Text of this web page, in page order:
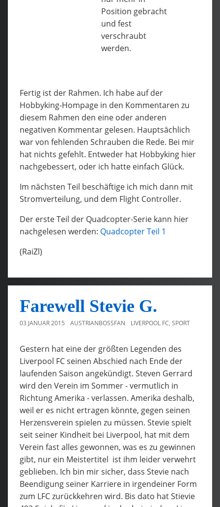
Position gebracht
und fest
verschraubt
werden.
Fertig ist der Rahmen. Ich habe auf der
Hobbyking-Hompage in den Kommentaren zu
diesem Rahmen den eine oder anderen
negativen Kommentar gelesen. Hauptsächlich
war von fehlenden Schrauben die Rede. Bei mir
hat nichts gefehlt. Entweder hat Hobbyking hier
nachgebessert, oder ich hatte einfach Glück.
Im nächsten Teil beschäftige ich mich dann mit
Stromverteilung, und dem Flight Controller.
Der erste Teil der Quadcopter-Serie kann hier
nachgelesen werden: Quadcopter Teil 1
(RaiZl)
Farewell Stevie G.
03 JANUAR 2015 AUSTRIANBOSSFAN LIVERPOOL FC, SPORT
Gestern hat eine der größten Legenden des
Liverpool FC seinen Abschied nach Ende der
laufenden Saison angekündigt. Steven Gerrard
wird den Verein im Sommer - vermutlich in
Richtung Amerika - verlassen. Amerika deshalb,
weil er es nicht ertragen könnte, gegen seinen
Herzensverein spielen zu müssen. Stevie spielt
seit seiner Kindheit bei Liverpool, hat mit dem
Verein fast alles gewonnen, was es zu gewinnen
gibt, nur ein Meistertitel ist ihm leider verwehrt
geblieben. Ich bin mir sicher, dass Stevie nach
Beendigung seiner Karriere in irgendeiner Form
zum LFC zurückkehren wird. Bis dato hat Stievie